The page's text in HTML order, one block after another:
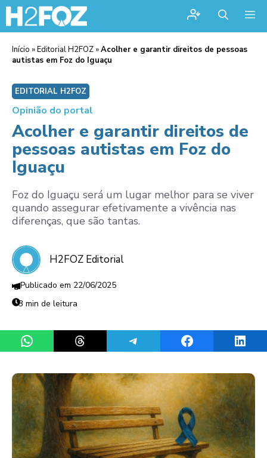
Início »Editorial H2FOZ »Acolher e garantir direitos de pessoas
autistas em Foz do Iguaçu
EDITORIAL H2FOZ
Opinião do portal
Acolher e garantir direitos de
pessoas autistas em Foz do
Iguaçu
Foz do Iguaçu será um lugar melhor para se viver
quando assegurar efetivamente a vivência nas
diferenças, que são tantas.
H2FOZ Editorial
22/06/2025
3 min de leitura
Share on WhatsAppShare on ThreadsShare on TelegramShare on Facebook